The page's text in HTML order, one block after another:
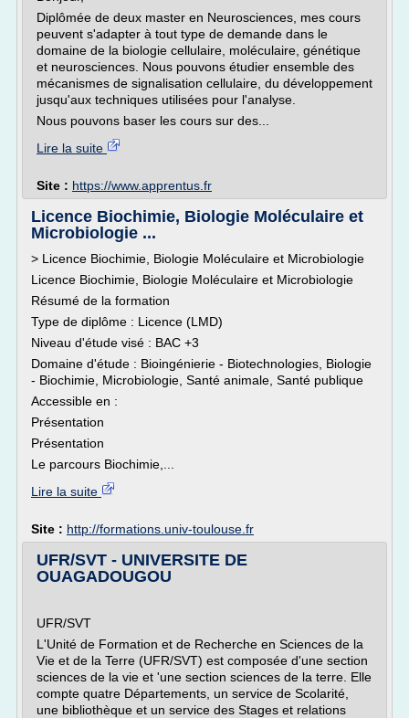
Diplômée de deux master en Neurosciences, mes cours
peuvent s'adapter à tout type de demande dans le
domaine de la biologie cellulaire, moléculaire, génétique
et neurosciences. Nous pouvons étudier ensemble des
mécanismes de signalisation cellulaire, du développement
jusqu'aux techniques utilisées pour l'analyse.
Nous pouvons baser les cours sur des...
Lire la suite
Site : https://www.apprentus.fr
Licence Biochimie, Biologie Moléculaire et
Microbiologie ...
> Licence Biochimie, Biologie Moléculaire et Microbiologie
Licence Biochimie, Biologie Moléculaire et Microbiologie
Résumé de la formation
Type de diplôme : Licence (LMD)
Niveau d'étude visé : BAC +3
Domaine d'étude : Bioingénierie - Biotechnologies, Biologie
- Biochimie, Microbiologie, Santé animale, Santé publique
Accessible en :
Présentation
Présentation
Le parcours Biochimie,...
Lire la suite
Site : http://formations.univ-toulouse.fr
UFR/SVT - UNIVERSITE DE
OUAGADOUGOU
UFR/SVT
L'Unité de Formation et de Recherche en Sciences de la
Vie et de la Terre (UFR/SVT) est composée d'une section
sciences de la vie et 'une section sciences de la terre. Elle
compte quatre Départements, un service de Scolarité,
une bibliothèque et un service des Stages et relations